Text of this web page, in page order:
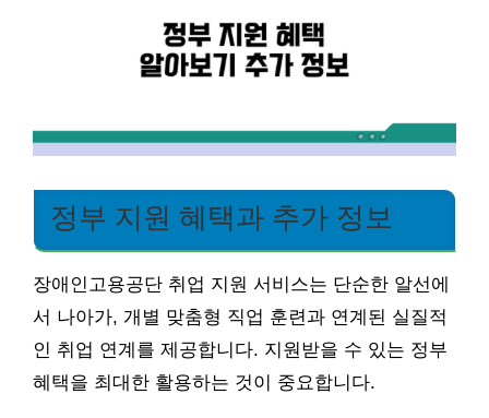
정부 지원 혜택과 추가 정보
장애인고용공단 취업 지원 서비스는 단순한 알선에
서 나아가, 개별 맞춤형 직업 훈련과 연계된 실질적
인 취업 연계를 제공합니다. 지원받을 수 있는 정부
혜택을 최대한 활용하는 것이 중요합니다.